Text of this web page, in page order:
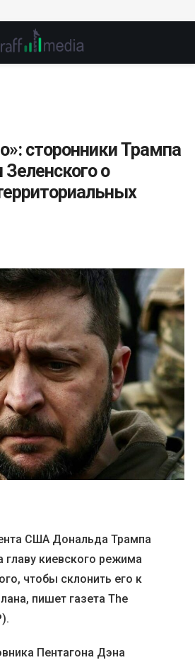
сторонники Трампа
о
США Дональда Трампа
главу киевского режима
чтобы склонить его к
пишет газета The
Пентагона Дэна